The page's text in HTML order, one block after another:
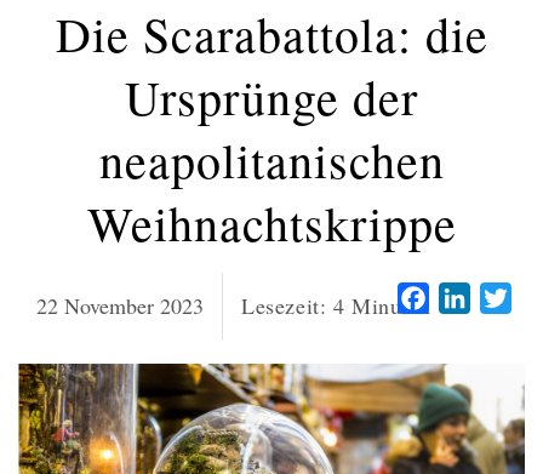
Die Scarabattola: die
Ursprünge der
neapolitanischen
Weihnachtskrippe
22 November 2023 Lesezeit: 4 Minuten Facebook